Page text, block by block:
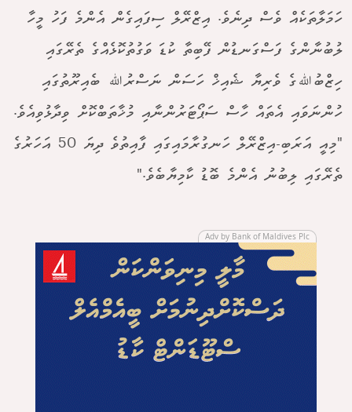
ހަމަލާތަކެއް ވެސް ދިނެވެ. އިޒްރޭލް ސިފައިގެން އެންމެ ފަހު މީހާ
ލުބުނާންގެ ފަސްގަނޑުން ފޭބިތާ ކުޑަ ވަގުތުކޮޅެއްގެ ތެރޭގައި
ހިޒްބުﷲގެ ވެރިޔާ ޝެއިޚް ހަސަން ނަސްރުﷲ ބެއިރޫތުގައި
ހުންނަވައި އެތައް ހާސް ސަޕޯޓަރުންނާއި މުޚާތަބްކޮށް ވިދާޅުވިއެވެ.
"މިއީ އަރަބި-އިޒްރޭލް ހަނގުރާމައިގައި ފާއިތުވެ ދިޔަ 50 އަހަރުގެ
ތެރޭގައި ލިބުނު އެންމެ ބޮޑު ކާމިޔާބެވެ."
Adv by Bank of Maldives Plc